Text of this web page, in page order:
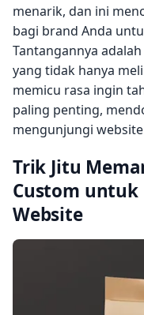
menarik, dan ini
bagi brand Anda
Tantangannya
yang tidak hanya
memicu rasa ingin
paling penting,
mengunjungi
Trik Jitu
Custom
Website